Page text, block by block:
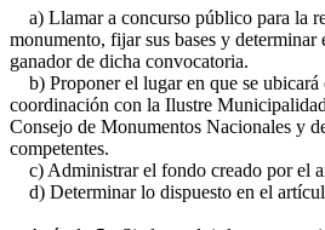
a) Llamar a concurso público para la
monumento, fijar sus bases y
ganador de dicha convocatoria.
b) Proponer el lugar en que se ubicará
coordinación con la Ilustre
Consejo de Monumentos Nacionales y
competentes.
c) Administrar el fondo creado por el
d) Determinar lo dispuesto en el